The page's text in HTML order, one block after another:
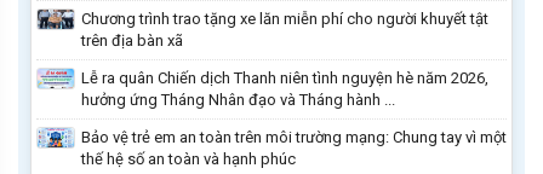
Chương trình trao tặng xe lăn miễn phí cho người khuyết tật
trên địa bàn xã
Lễ ra quân Chiến dịch Thanh niên tình nguyện hè năm 2026,
hưởng ứng Tháng Nhân đạo và Tháng hành ...
Bảo vệ trẻ em an toàn trên môi trường mạng: Chung tay vì một
thế hệ số an toàn và hạnh phúc